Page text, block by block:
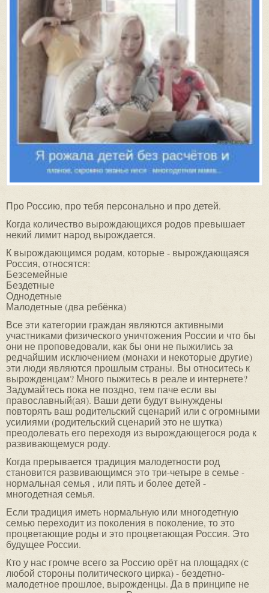
Про Россию, про тебя персонально и про детей.
Когда количество вырождающихся родов превышает
некий лимит народ вырождается.
К вырождающимся родам, которые - вырождающаяся
Россия, относятся:
Безсемейные
Бездетные
Однодетные
Малодетные (два ребёнка)
Все эти категории граждан являются активными
участниками физического уничтожения России и что бы
они не проповедовали, как бы они не пыжились за
редчайшим исключением (монахи и некоторые другие)
эти люди являются прошлым страны. Вы относитесь к
вырожденцам? Много пыжитесь в реале и интернете?
Задумайтесь пока не поздно, тем паче если вы
православный(ая). Ваши дети будут вынуждены
повторять ваш родительский сценарий или с огромными
усилиями (родительский сценарий это не шутка)
преодолевать его переходя из вырождающегося рода к
развивающемуся роду.
Когда прерывается традиция малодетности род
становится развивающимся это три-четыре в семье -
нормальная семья , или пять и более детей -
многодетная семья.
Если традиция иметь нормальную или многодетную
семью переходит из поколения в поколение, то это
процветающие роды и это процветающая Россия. Это
будущее России.
Кто у нас громче всего за Россию орёт на площадях (с
любой стороны политического цирка) - бездетно-
малодетное прошлое, вырожденцы. Да в принципе не